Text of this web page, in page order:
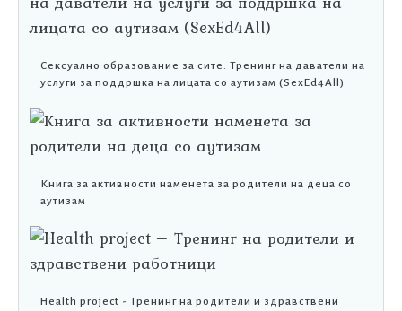
Сексуално образование за сите: Тренинг на даватели на
услуги за поддршка на лицата со аутизам (SexEd4All)
Книга за активности наменета за родители на деца со
аутизам
Health project - Тренинг на родители и здравствени